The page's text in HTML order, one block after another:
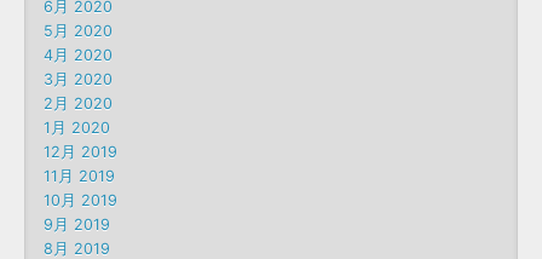
6月 2020
5月 2020
4月 2020
3月 2020
2月 2020
1月 2020
12月 2019
11月 2019
10月 2019
9月 2019
8月 2019